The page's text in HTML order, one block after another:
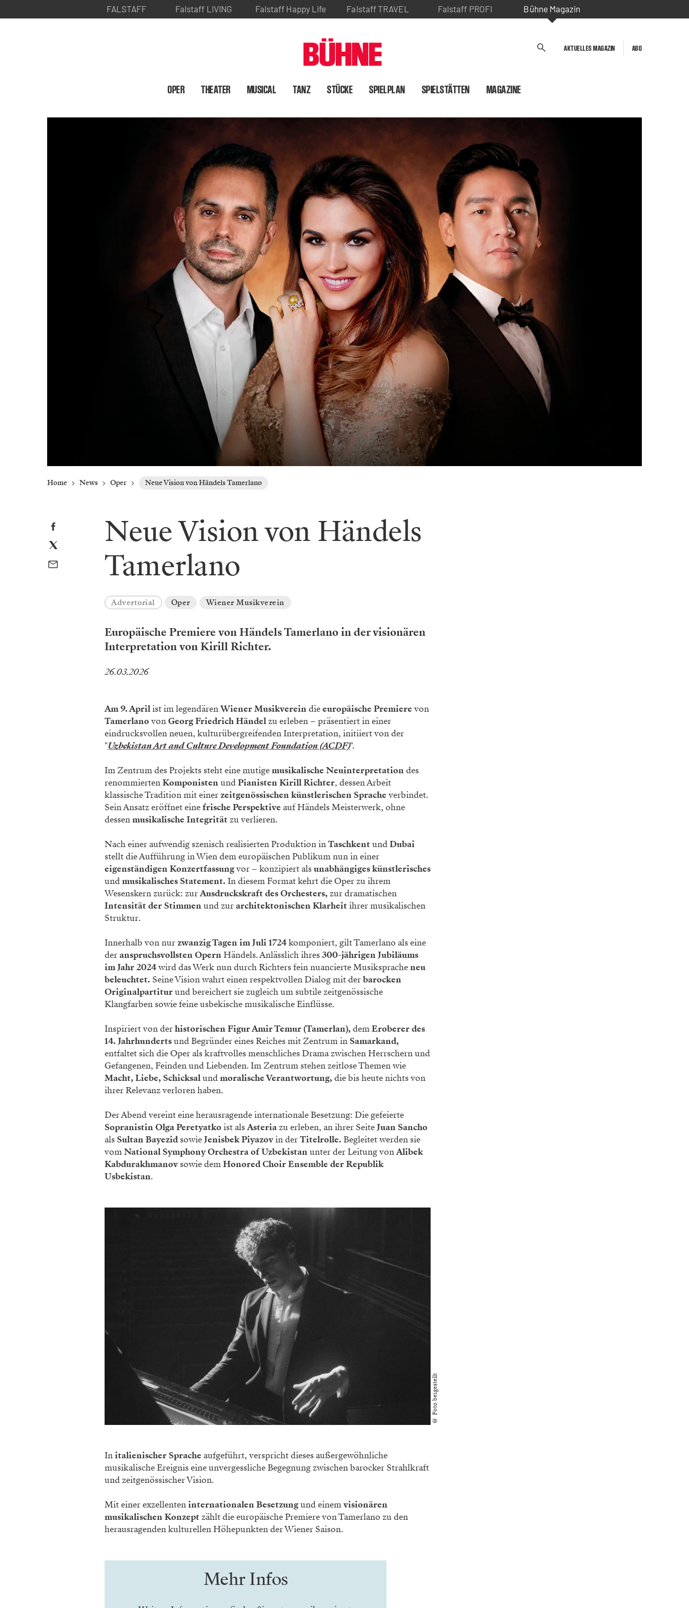
FALSTAFF Falstaff LIVING Falstaff Happy Life Falstaff TRAVEL Falstaff PROFI Bühne Magazin
AKTUELLES MAGAZIN ABO
OPER THEATER MUSICAL TANZ STÜCKE SPIELPLAN SPIELSTÄTTEN MAGAZINE
Home News Oper Neue Vision von Händels Tamerlano
Neue Vision von Händels
Tamerlano
Advertorial Oper Wiener Musikverein
Europäische Premiere von Händels Tamerlano in der visionären
Interpretation von Kirill Richter.
26.03.2026
Am 9. Aprilist im legendärenWiener Musikvereindieeuropäische Premiere von
Tamerlano vonGeorg Friedrich Händelzu erleben – präsentiert in einer
eindrucksvollen neuen, kulturübergreifenden Interpretation, initiiert von der
"Uzbekistan Art and Culture Development Foundation (ACDF)".
Im Zentrum des Projekts steht eine mutigemusikalische Neuinterpretationdes
renommiertenKomponistenundPianisten Kirill Richter, dessen Arbeit
klassische Tradition mit einerzeitgenössischen künstlerischen Sprache verbindet.
Sein Ansatz eröffnet einefrische Perspektive auf Händels Meisterwerk, ohne
dessenmusikalische Integritätzu verlieren.
Nach einer aufwendig szenisch realisierten Produktion inTaschkentundDubai
stellt die Aufführung in Wien dem europäischen Publikum nun in einer
eigenständigen Konzertfassungvor – konzipiert alsunabhängiges künstlerisches
undmusikalisches Statement. In diesem Format kehrt die Oper zu ihrem
Wesenskern zurück: zurAusdruckskraft des Orchesters, zur dramatischen
Intensität der Stimmenund zurarchitektonischen Klarheitihrer musikalischen
Struktur.
Innerhalb von nurzwanzig Tagen im Juli 1724komponiert, gilt Tamerlano als eine
deranspruchsvollsten OpernHändels. Anlässlich ihres300-jährigen Jubiläums
im Jahr 2024wird das Werk nun durch Richters fein nuancierte Musikspracheneu
beleuchtet. Seine Vision wahrt einen respektvollen Dialog mit derbarocken
Originalpartiturund bereichert sie zugleich um subtile zeitgenössische
Klangfarben sowie feine usbekische musikalische Einflüsse.
Inspiriert von derhistorischen Figur Amir Temur (Tamerlan), demEroberer des
14. Jahrhundertsund Begründer eines Reiches mit Zentrum inSamarkand,
entfaltet sich die Oper als kraftvolles menschliches Drama zwischen Herrschern und
Gefangenen, Feinden und Liebenden. Im Zentrum stehen zeitlose Themen wie
Macht, Liebe, Schicksalundmoralische Verantwortung, die bis heute nichts von
ihrer Relevanz verloren haben.
Der Abend vereint eine herausragende internationale Besetzung: Die gefeierte
Sopranistin Olga Peretyatko ist alsAsteriazu erleben, an ihrer SeiteJuan Sancho
alsSultan Bayezid sowieJenisbek Piyazovin derTitelrolle. Begleitet werden sie
vomNational Symphony Orchestra of Uzbekistanunter der Leitung vonAlibek
Kabdurakhmanov sowie demHonored Choir Ensemble der Republik
Usbekistan.
© Foto beigestellt
Initalienischer Sprache aufgeführt, verspricht dieses außergewöhnliche
musikalische Ereignis eine unvergessliche Begegnung zwischen barocker Strahlkraft
und zeitgenössischer Vision.
Mit einer exzellenteninternationalen Besetzungund einemvisionären
musikalischen Konzeptzählt die europäische Premiere von Tamerlano zu den
herausragenden kulturellen Höhepunkten der Wiener Saison.
Mehr Infos